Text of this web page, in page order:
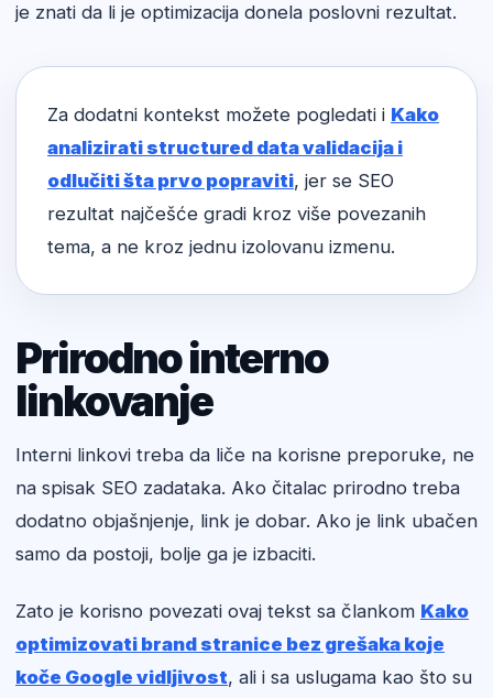
je znati da li je optimizacija donela poslovni rezultat.
Za dodatni kontekst možete pogledati i Kako
analizirati structured data validacija i
odlučiti šta prvo popraviti, jer se SEO
rezultat najčešće gradi kroz više povezanih
tema, a ne kroz jednu izolovanu izmenu.
Prirodno interno
linkovanje
Interni linkovi treba da liče na korisne preporuke, ne
na spisak SEO zadataka. Ako čitalac prirodno treba
dodatno objašnjenje, link je dobar. Ako je link ubačen
samo da postoji, bolje ga je izbaciti.
Zato je korisno povezati ovaj tekst sa člankom Kako
optimizovati brand stranice bez grešaka koje
koče Google vidljivost, ali i sa uslugama kao što su